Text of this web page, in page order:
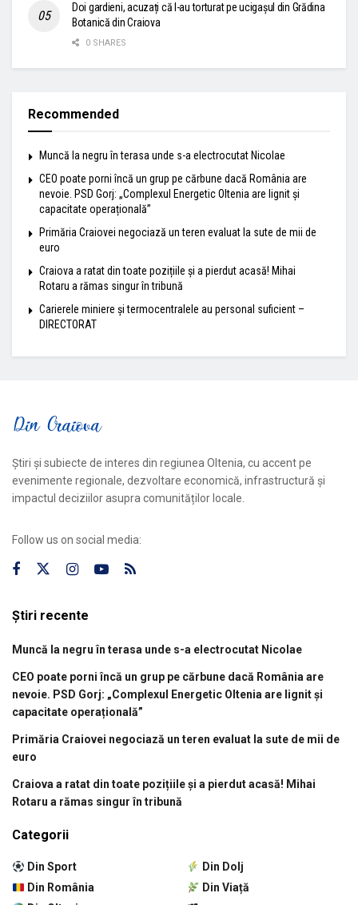
Doi gardieni, acuzați că l-au torturat pe ucigașul din Grădina
Botanică din Craiova
0 SHARES
Recommended
Muncă la negru în terasa unde s-a electrocutat Nicolae
CEO poate porni încă un grup pe cărbune dacă România are
nevoie. PSD Gorj: „Complexul Energetic Oltenia are lignit și
capacitate operațională”
Primăria Craiovei negociază un teren evaluat la sute de mii de
euro
Craiova a ratat din toate pozițiile și a pierdut acasă! Mihai
Rotaru a rămas singur în tribună
Carierele miniere și termocentralele au personal suficient –
DIRECTORAT
Știri și subiecte de interes din regiunea Oltenia, cu accent pe
evenimente regionale, dezvoltare economică, infrastructură și
impactul deciziilor asupra comunităților locale.
Follow us on social media:
Știri recente
Muncă la negru în terasa unde s-a electrocutat Nicolae
CEO poate porni încă un grup pe cărbune dacă România are
nevoie. PSD Gorj: „Complexul Energetic Oltenia are lignit și
capacitate operațională”
Primăria Craiovei negociază un teren evaluat la sute de mii de
euro
Craiova a ratat din toate pozițiile și a pierdut acasă! Mihai
Rotaru a rămas singur în tribună
Categorii
Din Sport
Din România
Din Dolj
Din Viață